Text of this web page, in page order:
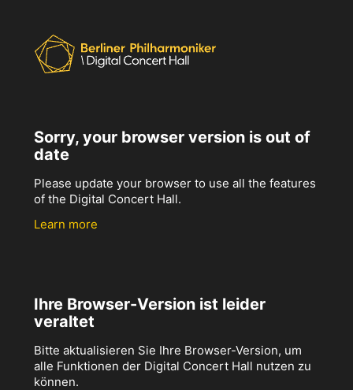
Sorry, your browser version is out of
date
Please update your browser to use all the features
of the Digital Concert Hall.
Learn more
Ihre Browser-Version ist leider
veraltet
Bitte aktualisieren Sie Ihre Browser-Version, um
alle Funktionen der Digital Concert Hall nutzen zu
können.